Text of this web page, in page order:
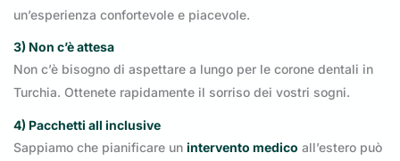
un’esperienza confortevole e piacevole.
3) Non c’è attesa
Non c’è bisogno di aspettare a lungo per le corone dentali in
Turchia. Ottenete rapidamente il sorriso dei vostri sogni.
4) Pacchetti all inclusive
Sappiamo che pianificare un intervento medico all’estero può